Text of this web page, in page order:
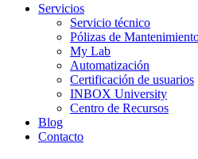
Servicios
Servicio técnico
Pólizas de
My Lab
Automatización
Certificación de usuarios
INBOX University
Centro de Recursos
Blog
Contacto